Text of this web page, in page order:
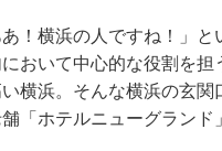
！横浜の人ですね！」と
おいて中心的な役割を
い横浜。そんな横浜の玄
「ホテルニューグラン